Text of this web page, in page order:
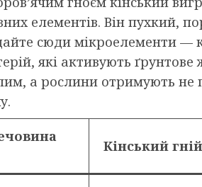
елементів. Він пухкий,
сюди мікроелементи —
які активують
а рослини отримують не
Кінський гній